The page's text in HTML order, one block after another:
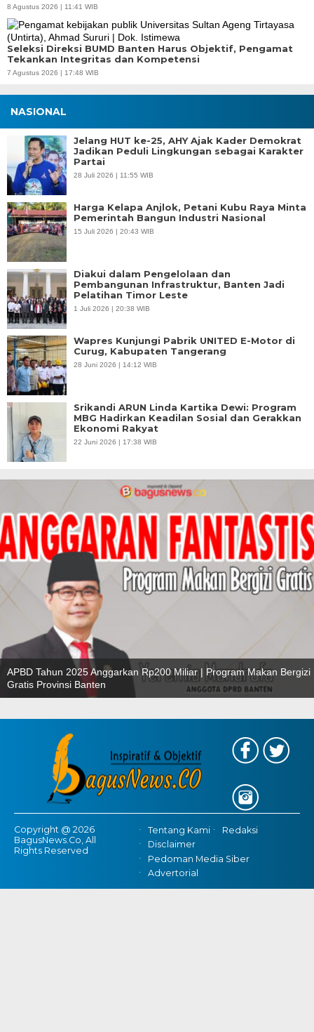
8 Agustus 2026 | 11:41 WIB
Seleksi Direksi BUMD Banten Harus Objektif, Pengamat
Tekankan Integritas dan Kompetensi
7 Agustus 2026 | 17:48 WIB
NASIONAL
Jelang HUT ke-25, AHY Ajak Kader Demokrat
Jadikan Peduli Lingkungan sebagai Karakter
Partai
28 Juli 2026 | 11:55 WIB
Harga Kelapa Anjlok, Petani Kubu Raya Minta
Pemerintah Bangun Industri Nasional
15 Juli 2026 | 20:43 WIB
Diakui dalam Pengelolaan dan
Pembangunan Infrastruktur, Banten Jadi
Pelatihan Timor Leste
1 Juli 2026 | 20:38 WIB
Wapres Kunjungi Pabrik UNITED E-Motor di
Curug, Kabupaten Tangerang
28 Juni 2026 | 14:12 WIB
Srikandi ARUN Linda Kartika Dewi: Program
MBG Hadirkan Keadilan Sosial dan Gerakkan
Ekonomi Rakyat
22 Juni 2026 | 17:38 WIB
APBD Tahun 2025 Anggarkan Rp200 Miliar | Program Makan Bergizi
Gratis Provinsi Banten
Copyright @ 2026
BagusNews.Co, All
Rights Reserved
Tentang Kami
Redaksi
Disclaimer
Pedoman Media Siber
Advertorial